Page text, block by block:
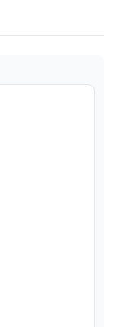
je veel
Lamanai
volk de
er diverse
flora en fauna